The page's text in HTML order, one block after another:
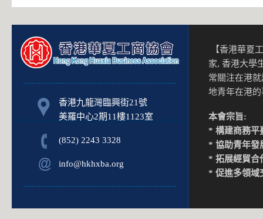
點滴。請大家
香港九龍灣臨興街21號
美羅中心2期11樓1123室
(852) 2243 3328
info@hkhxba.org
【香港華夏
家, 香港大學
常關注在港
地青年在港
本會宗旨:
* 構建商務平
* 協助青年發
* 拓展經貿合
* 促進多領域